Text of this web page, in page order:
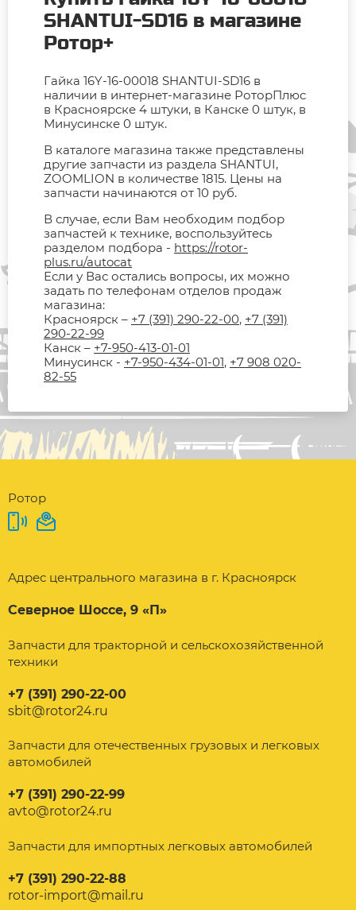
SHANTUI-SD16 в магазине
Ротор+
Гайка 16Y-16-00018 SHANTUI-SD16 в
наличии в интернет-магазине РоторПлюс
в Красноярске 4 штуки, в Канске 0 штук, в
Минусинске 0 штук.
В каталоге магазина также представлены
другие запчасти из раздела SHANTUI,
ZOOMLION в количестве 1815. Цены на
запчасти начинаются от 10 руб.
В случае, если Вам необходим подбор
запчастей к технике, воспользуйтесь
разделом подбора - https://rotor-
plus.ru/autocat
Если у Вас остались вопросы, их можно
задать по телефонам отделов продаж
магазина:
Красноярск – +7 (391) 290-22-00, +7 (391)
290-22-99
Канск – +7-950-413-01-01
Минусинск - +7-950-434-01-01, +7 908 020-
82-55
Ротор
Адрес центрального магазина в г. Красноярск
Северное Шоссе, 9 «П»
Запчасти для тракторной и сельскохозяйственной
техники
+7 (391) 290-22-00
sbit@rotor24.ru
Запчасти для отечественных грузовых и легковых
автомобилей
+7 (391) 290-22-99
avto@rotor24.ru
Запчасти для импортных легковых автомобилей
+7 (391) 290-22-88
rotor-import@mail.ru